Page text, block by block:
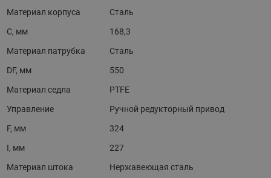
Материал корпуса
Сталь
С, мм
168,3
Материал патрубка
Сталь
DF, мм
550
Материал седла
PTFE
Управление
Ручной редукторный привод
F, мм
324
I, мм
227
Материал штока
Нержавеющая сталь